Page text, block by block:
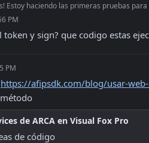
Estoy haciendo las primeras pruebas
PM
token y sign? que codigo estas
PM
https://afipsdk.com/blog/usar-
de ARCA en Visual Fox Pro
de código